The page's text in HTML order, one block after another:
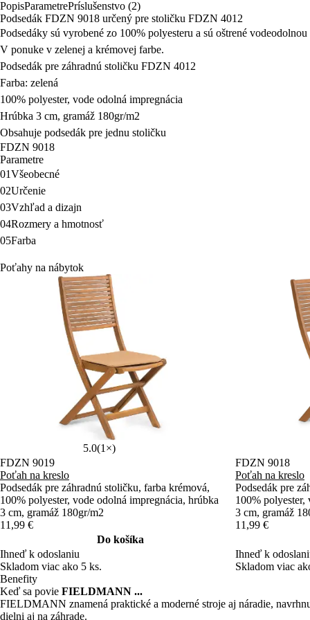
PopisParametrePríslušenstvo (2)
Podsedák FDZN 9018 určený pre stoličku FDZN 4012
Podsedáky sú vyrobené zo 100% polyesteru a sú oštrené
V ponuke v zelenej a krémovej farbe.
Podsedák pre záhradnú stoličku FDZN 4012
Farba: zelená
100% polyester, vode odolná impregnácia
Hrúbka 3 cm, gramáž 180gr/m2
Obsahuje podsedák pre jednu stoličku
FDZN 9018
Parametre
01Všeobecné
02Určenie
03Vzhľad a dizajn
04Rozmery a hmotnosť
05Farba
Poťahy na nábytok
5.0(1×)
FDZN 9019
Poťah na kreslo
Podsedák pre záhradnú stoličku, farba krémová,
100% polyester, vode odolná impregnácia, hrúbka
3 cm, gramáž 180gr/m2
11,99 €
Do košíka
Ihneď k odoslaniu
Skladom viac ako 5 ks.
FDZN 9018
Poťah na kreslo
Podsedák pre
100% polyester,
3 cm, gramáž
11,99 €
Ihneď k
Skladom viac
Benefity
Keď sa povie FIELDMANN ...
FIELDMANN znamená praktické a moderné stroje aj náradie,
dielni aj na záhrade.